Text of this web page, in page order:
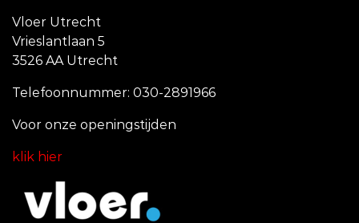
Vloer Utrecht
Vrieslantlaan 5
3526 AA Utrecht
Telefoonnummer: 030-2891966
Voor onze openingstijden
klik hier